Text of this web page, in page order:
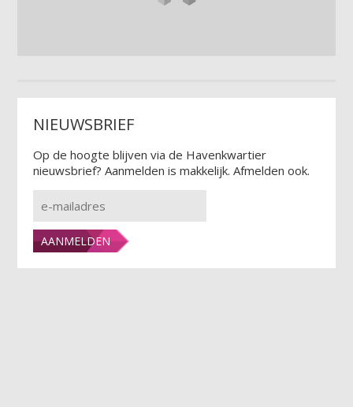
NIEUWSBRIEF
Op de hoogte blijven via de Havenkwartier
nieuwsbrief? Aanmelden is makkelijk. Afmelden ook.